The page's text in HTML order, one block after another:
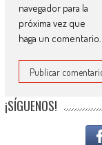
navegador para la
próxima vez que
haga un comentario.
¡SÍGUENOS!